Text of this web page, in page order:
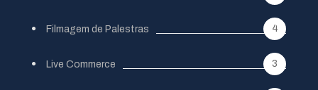
Filmagem de Palestras 4
Live Commerce 3